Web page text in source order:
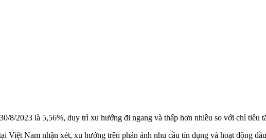
8/2023 là 5,56%, duy trì xu hướng đi ngang và thấp hơn nhiều so với chỉ tiêu
Việt Nam nhận xét, xu hướng trên phản ánh nhu cầu tín dụng và hoạt động